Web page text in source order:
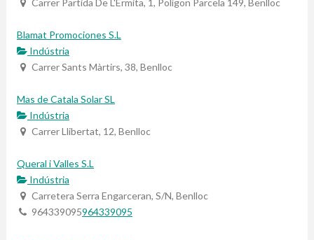
Carrer Partida De L'Ermita, 1, Polígon Parcela 149, Benlloc
Blamat Promociones S.L
Indústria
Carrer Sants Màrtirs, 38, Benlloc
Mas de Catala Solar SL
Indústria
Carrer Llibertat, 12, Benlloc
Queral i Valles S.L
Indústria
Carretera Serra Engarceran, S/N, Benlloc
964339095964339095